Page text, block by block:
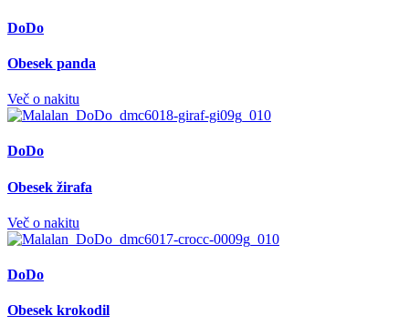
DoDo
Obesek panda
Več o nakitu
DoDo
Obesek žirafa
Več o nakitu
DoDo
Obesek krokodil